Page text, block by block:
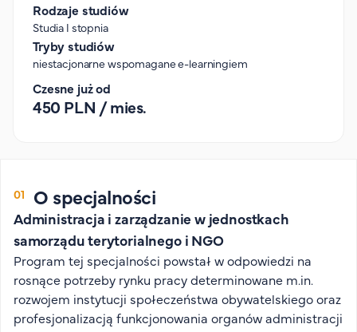
Opłaty za studia
Dla studenta
Aktualności
O rekrutacji
Jak zostać studentem AHE
Biuro rekrutacji
Zasady przyjęcia na studia
Harmonogram przyjęć na studia
Rodzaje studiów
Studia I stopnia
Tryby studiów
niestacjonarne wspomagane e-learningiem
Czesne już od
450 PLN / mies.
O specjalności
Administracja i zarządzanie w jednostkach
samorządu terytorialnego i NGO
Program tej specjalności powstał w odpowiedzi na
rosnące potrzeby rynku pracy determinowane m.in.
rozwojem instytucji społeczeństwa obywatelskiego oraz
profesjonalizacją funkcjonowania organów administracji